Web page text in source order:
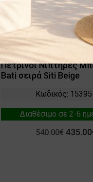
Πέτρινοι Νιπτήρες
Bati σειρά Siti Beige
Κωδικός: 15395
Διαθέσιμο σε 2-6
540.00€